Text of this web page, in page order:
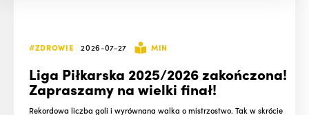
#ZDROWIE 2026-07-27 MIN
Liga Piłkarska 2025/2026 zakończona!
Zapraszamy na wielki finał!
Rekordowa liczba goli i wyrównana walka o mistrzostwo. Tak w skrócie